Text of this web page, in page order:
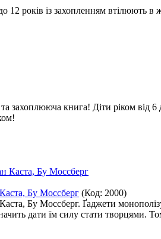
12 років із захопленням втілюють
захоплююча книга! Діти ріком від
Бу Моссберг (Код: 2000)
Бу Моссберг. Ґаджети
дати їм силу стати творцями.